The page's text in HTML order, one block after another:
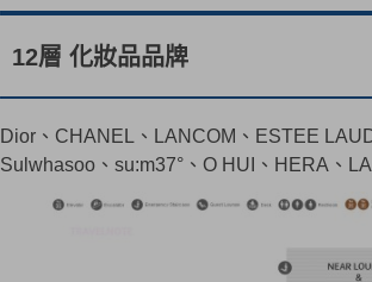
12層 化妝品品牌
Dior、CHANEL、LANCOM、ESTEE
Sulwhasoo、su:m37°、O HUI、HERA、